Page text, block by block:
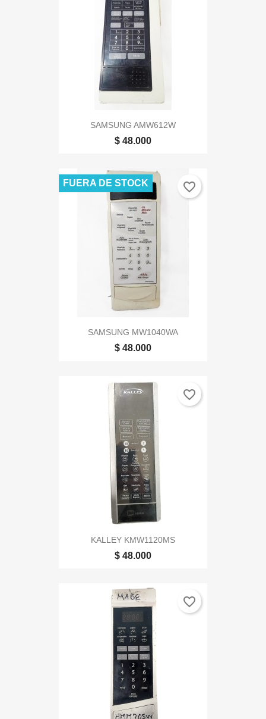
SAMSUNG AMW612W
$ 48.000
SAMSUNG MW1040WA
$ 48.000
FUERA DE STOCK favorite_border
KALLEY KMW1120MS
$ 48.000
favorite_border
favorite_border